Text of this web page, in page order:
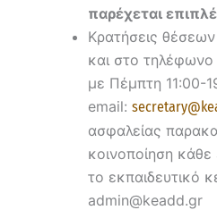
παρέχεται
Κρατήσεις
και στο
με Πέμπτη 11:00-
email:
ασφαλείας
κοινοποίηση
το εκπαιδευτικό
admin@keadd.gr